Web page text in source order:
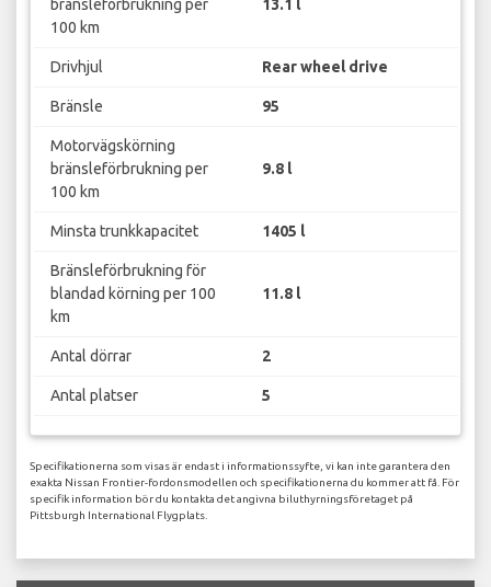
bränsleförbrukning per
100 km
13.1 l
Drivhjul Rear wheel drive
Bränsle 95
Motorvägskörning
bränsleförbrukning per
100 km
9.8 l
Minsta trunkkapacitet 1405 l
Bränsleförbrukning för
blandad körning per 100
km
11.8 l
Antal dörrar 2
Antal platser 5
Specifikationerna som visas är endast i informationssyfte, vi kan inte garantera den
exakta Nissan Frontier-fordonsmodellen och specifikationerna du kommer att få. För
specifik information bör du kontakta det angivna biluthyrningsföretaget på
Pittsburgh International Flygplats.